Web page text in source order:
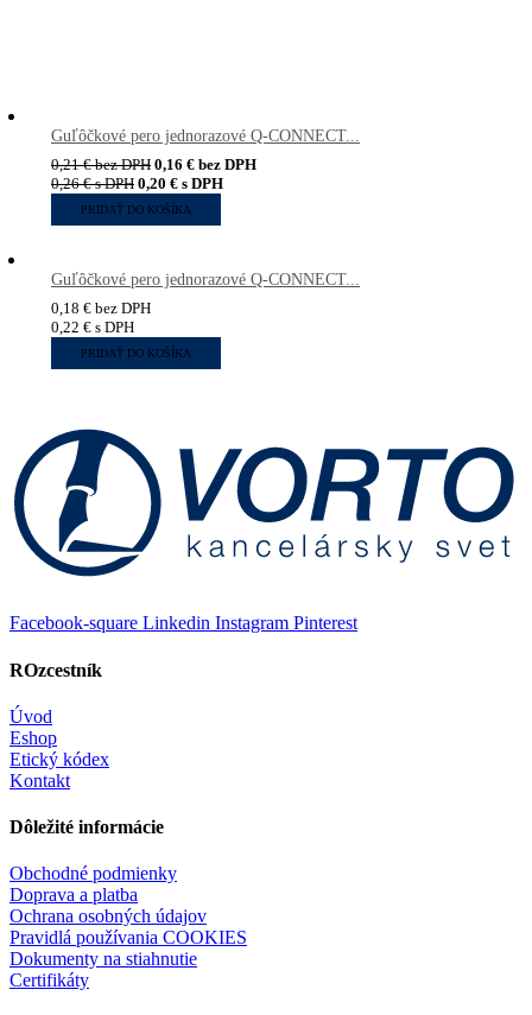
Guľôčkové pero jednorazové Q-CONNECT...
0,21€bez DPH 0,16 € bez DPH
0,26€s DPH 0,20 € s DPH
PRIDAŤ DO KOŠÍKA
Guľôčkové pero jednorazové Q-CONNECT...
0,18 € bez DPH
0,22 € s DPH
PRIDAŤ DO KOŠÍKA
Facebook-square Linkedin Instagram Pinterest
ROzcestník
Úvod
Eshop
Etický kódex
Kontakt
Dôležité informácie
Obchodné podmienky
Doprava a platba
Ochrana osobných údajov
Pravidlá používania COOKIES
Dokumenty na stiahnutie
Certifikáty